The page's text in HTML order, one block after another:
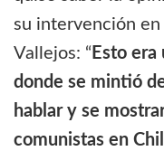
su intervención
Vallejos: “ Esto
donde se mintió
hablar y se
comunistas en